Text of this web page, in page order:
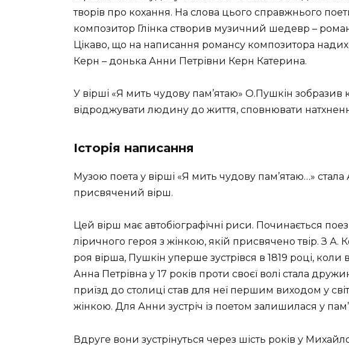
творів про кохання. На слова цього справжнього
композитор Глінка створив музичний шедевр –
Цікаво, що на написання романсу композитора
Керн – донька Анни Петрівни Керн Катерина.
У вірші «Я мить чудову пам’ятаю» О.Пушкін зобразив
відроджувати людину до життя, сповнювати
Історія написання
Музою поета у вірші «Я мить чудову пам’ятаю…»
присвячений вірш.
Цей вірш має автобіографічні риси. Починається
лірич­ного героя з жінкою, якій присвячено твір. З
роя вірша, Пушкін уперше зустрівся в 1819 році,
Анна Петрівна у 17 років проти своєї волі стала
приїзд до столиці став для неї першим виходом у
жінкою. Для Анни зустріч із поетом залишилася у
Вдруге вони зустрінуться через шість років у